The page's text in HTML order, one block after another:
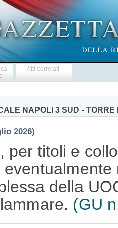
Atti correlati
NAPOLI 3 SUD - TORRE
2026)
per titoli e
della
(GU